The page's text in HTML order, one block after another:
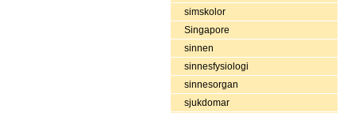
simskolor
Singapore
sinnen
sinnesfysiologi
sinnesorgan
sjukdomar